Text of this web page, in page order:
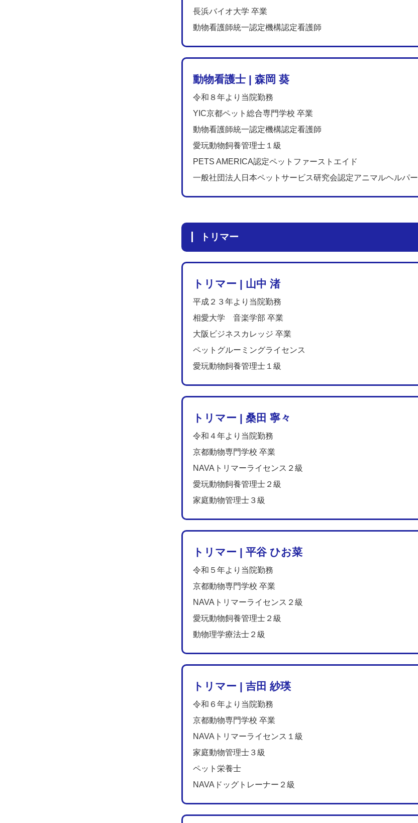
長浜バイオ大学 卒業
動物看護師統一認定機構認定看護師
動物看護士 | 森岡 葵
令和８年より当院勤務
YIC京都ペット総合専門学校 卒業
動物看護師統一認定機構認定看護師
愛玩動物飼養管理士１級
PETS AMERICA認定ペットファーストエイド
一般社団法人日本ペットサービス研究会認定アニマルヘルパー
トリマー
トリマー | 山中 渚
平成２３年より当院勤務
相愛大学 音楽学部 卒業
大阪ビジネスカレッジ 卒業
ペットグルーミングライセンス
愛玩動物飼養管理士１級
トリマー | 桑田 寧々
令和４年より当院勤務
京都動物専門学校 卒業
NAVAトリマーライセンス２級
愛玩動物飼養管理士２級
家庭動物管理士３級
トリマー | 平谷 ひお菜
令和５年より当院勤務
京都動物専門学校 卒業
NAVAトリマーライセンス２級
愛玩動物飼養管理士２級
動物理学療法士２級
トリマー | 吉田 紗瑛
令和６年より当院勤務
京都動物専門学校 卒業
NAVAトリマーライセンス１級
家庭動物管理士３級
ペット栄養士
NAVAドッグトレーナー２級